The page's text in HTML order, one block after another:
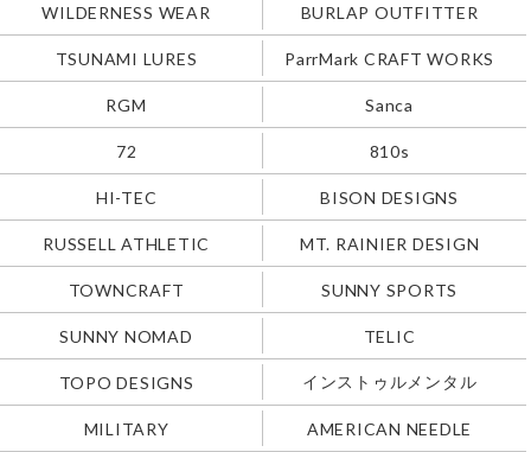
WILDERNESS WEAR BURLAP OUTFITTER
TSUNAMI LURES ParrMark CRAFT WORKS
RGM Sanca
72 810s
HI-TEC BISON DESIGNS
RUSSELL ATHLETIC MT. RAINIER DESIGN
TOWNCRAFT SUNNY SPORTS
SUNNY NOMAD TELIC
TOPO DESIGNS インストゥルメンタル
MILITARY AMERICAN NEEDLE